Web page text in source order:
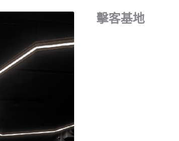
擊客基地